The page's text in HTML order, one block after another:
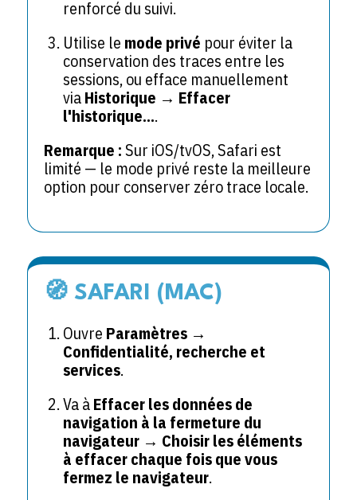
renforcé du suivi.
Utilise le mode privé pour éviter la
conservation des traces entre les
sessions, ou efface manuellement
viaHistorique → Effacer
l'historique....
Remarque :Sur iOS/tvOS, Safari est
limité — le mode privé reste la meilleure
option pour conserver zéro trace locale.
🧭 SAFARI (MAC)
Ouvre Paramètres →
Confidentialité, recherche et
services.
Va àEffacer les données de
navigation à la fermeture du
navigateur→ Choisir les éléments
à effacer chaque fois que vous
fermez le navigateur.